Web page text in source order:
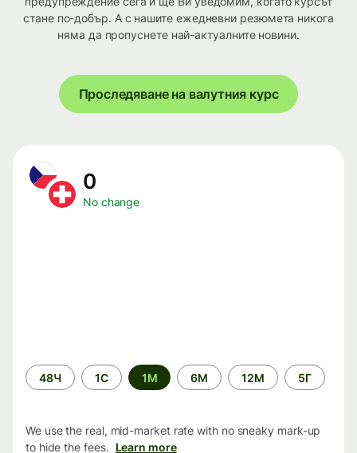
стане по-добър. А с нашите ежедневни резюмета никога
няма да пропуснете най-актуалните новини.
Проследяване на валутния курс
0
No change
Time
period
48Ч 1С 1М 6М 12М 5Г
We use the real, mid-market rate with no sneaky mark-up
to hide the fees. Learn more